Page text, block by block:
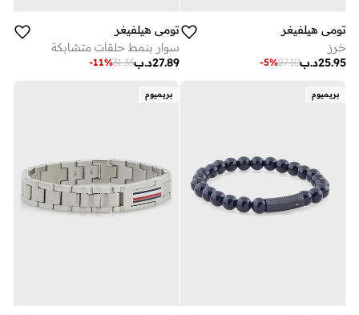
تومي هيلفيغر
خرز
د.ب25.95
27.10
-5%
تومي هيلفيغر
سوار بنمط حلقات متشابكة
د.ب27.89
31.33
-11%
بريميوم بريميوم